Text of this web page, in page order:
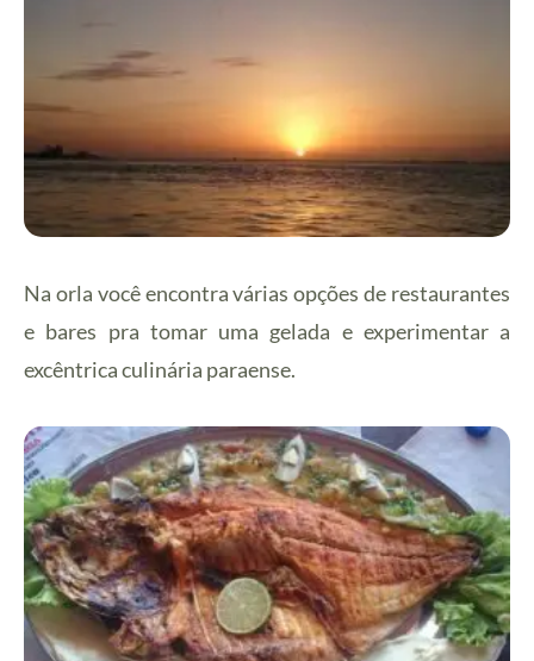
Na orla você encontra várias opções de restaurantes
e bares pra tomar uma gelada e experimentar a
excêntrica culinária paraense.